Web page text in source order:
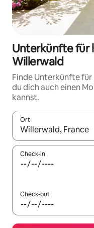
Unterkünfte für
Willerwald
Finde Unterkünfte
du dich auch einen
kannst.
Ort
Wenn Ergebnisse
Check-in
Check-out